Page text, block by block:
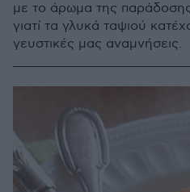
με το άρωμα της
γιατί τα γλυκά ταψιού
γευστικές μας αναμνήσεις.